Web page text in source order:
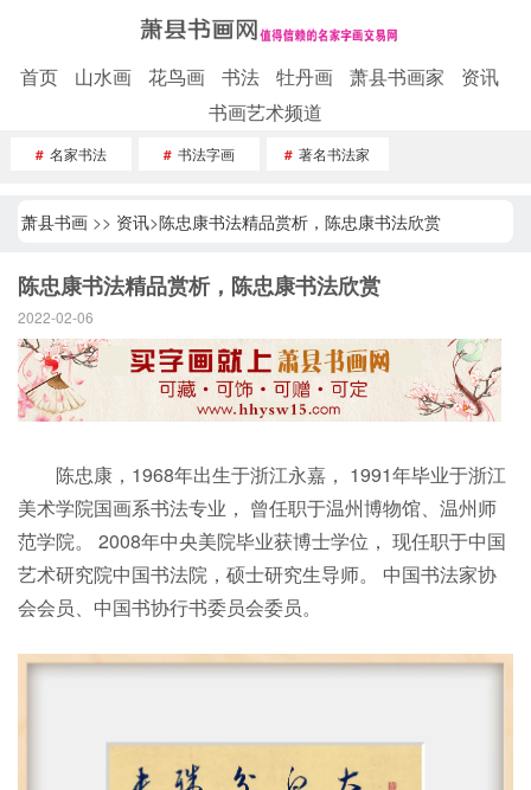
首页 山水画 花鸟画 书法 牡丹画 萧县书画家
资讯
书画艺术频道
# 名家书法 # 书法字画 # 著名书法家
萧县书画>> 资讯>陈忠康书法精品赏析，陈忠康书法欣赏
陈忠康书法精品赏析，陈忠康书法欣赏
2022-02-06
陈忠康，1968年出生于浙江永嘉， 1991年毕业于浙江
美术学院国画系书法专业， 曾任职于温州博物馆、温州师
范学院。 2008年中央美院毕业获博士学位， 现任职于中国
艺术研究院中国书法院，硕士研究生导师。 中国书法家协
会会员、中国书协行书委员会委员。